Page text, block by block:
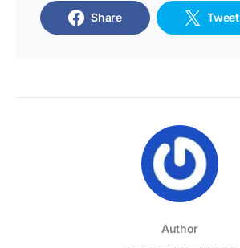
Share Tweet
Author